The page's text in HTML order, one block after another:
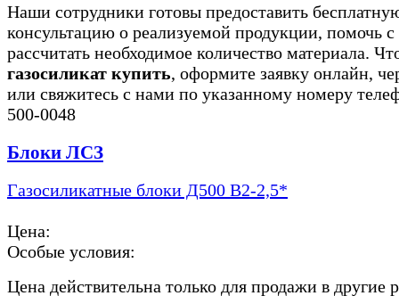
Наши сотрудники готовы предоставить
консультацию о реализуемой продукции, помочь
рассчитать необходимое количество материала.
газосиликат купить, оформите заявку онлайн,
или свяжитесь с нами по указанному номеру
500-0048
Блоки ЛСЗ
Газосиликатные блоки Д500 В2-2,5*
Цена:
Особые условия:
Цена действительна только для продажи в другие